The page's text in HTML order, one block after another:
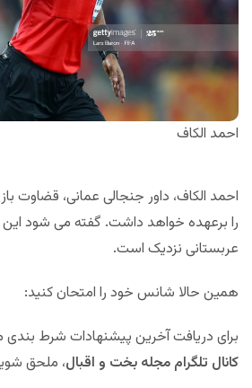
احمد الکاف
احمد الکاف، داور جنجالی عمانی، قضاوت
را برعهده خواهد داشت. گفته می شود این
عربستانی نزدیک است.
همین حالا شانس خود را امتحان کنید:
برای دریافت آخرین پیشنهادات شرط بندی
کانال تلگرام مجله بخت و اقبال، ملحق